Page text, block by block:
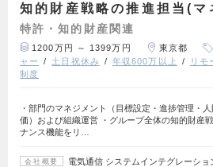
知的財産戦略の推進担当(マ
特許・知的財産関連
1200万円 ～ 1399万円 東京都
ャー
土日祝休み 年収600万以上 リモ
制度
・部門のマネジメント（目標設定・進捗管理・
価）および組織運営 ・グループ全体の知的財産
ナンス機能をリ…
会社概要
電気通信 システムインテグレーシ